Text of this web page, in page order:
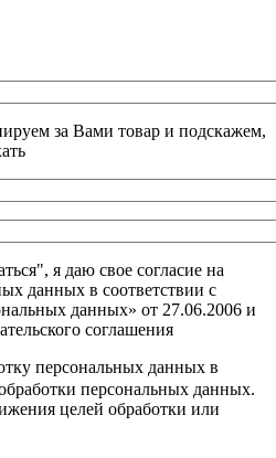
за Вами товар и подскажем,
я даю свое согласие на
данных в соответствии с
данных» от 27.06.2006 и
соглашения
персональных данных в
персональных данных.
целей обработки или